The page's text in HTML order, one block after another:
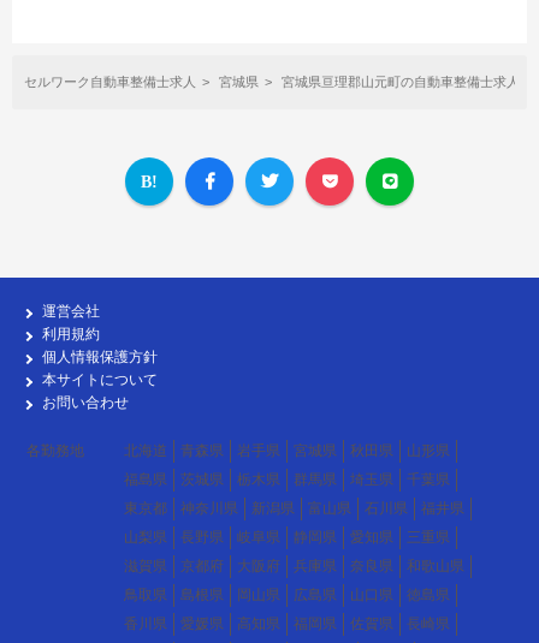
セルワーク自動車整備士求人 宮城県 宮城県亘理郡山元町の自動車整備士求人
運営会社
利用規約
個人情報保護方針
本サイトについて
お問い合わせ
各勤務地 北海道 青森県 岩手県 宮城県 秋田県
山形県
福島県
茨城県 栃木県 群馬県 埼玉県
千葉県
東京都
神奈川県 新潟県 富山県 石川県
福井県
山梨県
長野県 岐阜県 静岡県 愛知県
三重県
滋賀県
京都府 大阪府 兵庫県 奈良県
和歌山県
鳥取県
島根県 岡山県 広島県 山口県
徳島県
香川県
愛媛県 高知県 福岡県 佐賀県 長崎県